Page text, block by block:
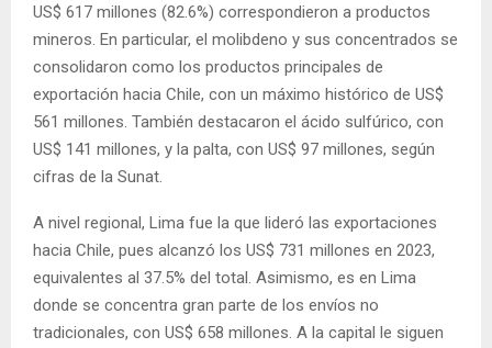
US$ 617 millones (82.6%) correspondieron a productos
mineros. En particular, el molibdeno y sus concentrados se
consolidaron como los productos principales de
exportación hacia Chile, con un máximo histórico de US$
561 millones. También destacaron el ácido sulfúrico, con
US$ 141 millones, y la palta, con US$ 97 millones, según
cifras de la Sunat.
A nivel regional, Lima fue la que lideró las exportaciones
hacia Chile, pues alcanzó los US$ 731 millones en 2023,
equivalentes al 37.5% del total. Asimismo, es en Lima
donde se concentra gran parte de los envíos no
tradicionales, con US$ 658 millones. A la capital le siguen